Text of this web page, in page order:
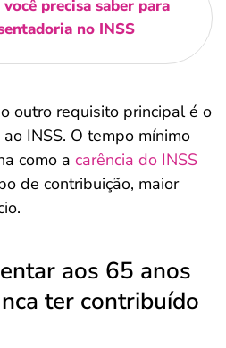
precisa saber para
no INSS
outro requisito principal é o
INSS. O tempo mínimo
como a carência do INSS
de contribuição, maior
aos 65 anos
ter contribuído